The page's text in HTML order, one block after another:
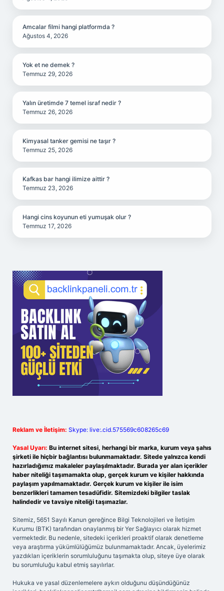
Amcalar filmi hangi platformda ?
Ağustos 4, 2026
Yok et ne demek ?
Temmuz 29, 2026
Yalın üretimde 7 temel israf nedir ?
Temmuz 26, 2026
Kimyasal tanker gemisi ne taşır ?
Temmuz 25, 2026
Kafkas bar hangi ilimize aittir ?
Temmuz 23, 2026
Hangi cins koyunun eti yumuşak olur ?
Temmuz 17, 2026
Reklam ve İletişim: Skype: live:.cid.575569c608265c69
Yasal Uyarı: Bu internet sitesi, herhangi bir marka, kurum veya şahıs
şirketi ile hiçbir bağlantısı bulunmamaktadır. Sitede yalnızca kendi
hazırladığımız makaleler paylaşılmaktadır. Burada yer alan içerikler
haber niteliği taşımamakta olup, gerçek kurum ve kişiler hakkında
paylaşım yapılmamaktadır. Gerçek kurum ve kişiler ile isim
benzerlikleri tamamen tesadüfidir. Sitemizdeki bilgiler taslak
halindedir ve tavsiye niteliği taşımazlar.
Sitemiz, 5651 Sayılı Kanun gereğince Bilgi Teknolojileri ve İletişim
Kurumu (BTK) tarafından onaylanmış bir Yer Sağlayıcı olarak hizmet
vermektedir. Bu nedenle, sitedeki içerikleri proaktif olarak denetleme
veya araştırma yükümlülüğümüz bulunmamaktadır. Ancak, üyelerimiz
yazdıkları içeriklerin sorumluluğunu taşımakta olup, siteye üye olarak
bu sorumluluğu kabul etmiş sayılırlar.
Hukuka ve yasal düzenlemelere aykırı olduğunu düşündüğünüz